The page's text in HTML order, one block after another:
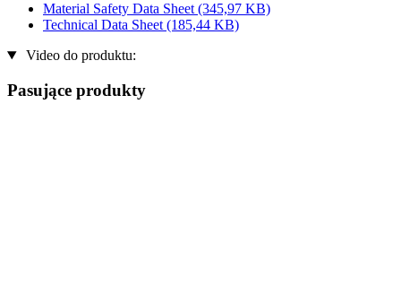
Material Safety Data Sheet (345,97 KB)
Technical Data Sheet (185,44 KB)
Video do produktu:
Pasujące produkty